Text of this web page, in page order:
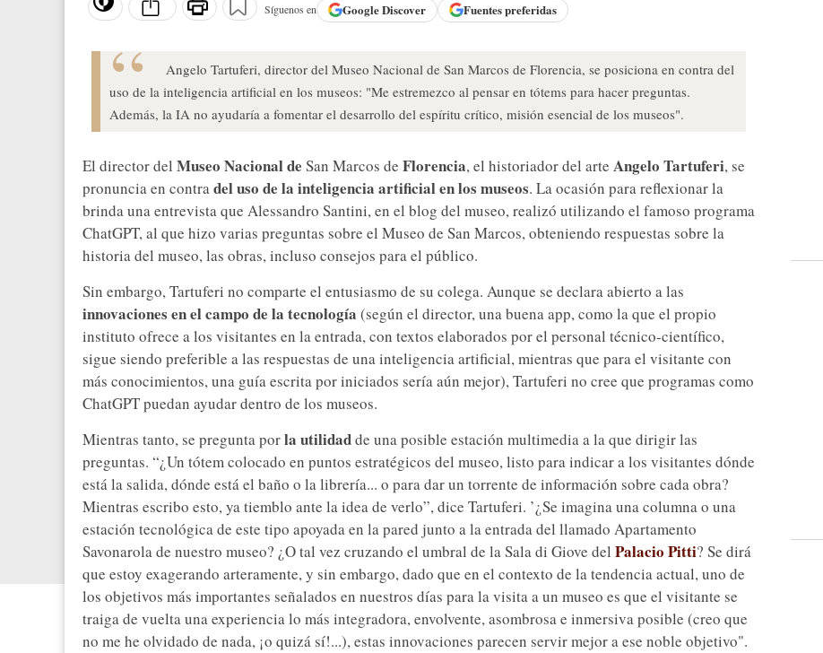
Síguenos en GoogleDiscover Fuentes preferidas
Angelo Tartuferi, director del Museo Nacional de San Marcos de Florencia, se posiciona en contra del
uso de la inteligencia artificial en los museos: "Me estremezco al pensar en tótems para hacer preguntas.
Además, la IA no ayudaría a fomentar el desarrollo del espíritu crítico, misión esencial de los museos".
El director del Museo Nacional de San Marcos de Florencia, el historiador del arte Angelo Tartuferi, se
pronuncia en contradel uso de la inteligencia artificial en los museos. La ocasión para reflexionar la
brinda una entrevista que Alessandro Santini, en el blog del museo, realizó utilizando el famoso programa
ChatGPT, al que hizo varias preguntas sobre el Museo de San Marcos, obteniendo respuestas sobre la
historia del museo, las obras, incluso consejos para el público.
Sin embargo, Tartuferi no comparte el entusiasmo de su colega. Aunque se declara abierto a las
innovaciones en el campo de la tecnología (según el director, una buena app, como la que el propio
instituto ofrece a los visitantes en la entrada, con textos elaborados por el personal técnico-científico,
sigue siendo preferible a las respuestas de una inteligencia artificial, mientras que para el visitante con
más conocimientos, una guía escrita por iniciados sería aún mejor), Tartuferi no cree que programas como
ChatGPT puedan ayudar dentro de los museos.
Mientras tanto, se pregunta porla utilidadde una posible estación multimedia a la que dirigir las
preguntas. “¿Un tótem colocado en puntos estratégicos del museo, listo para indicar a los visitantes dónde
está la salida, dónde está el baño o la librería... o para dar un torrente de información sobre cada obra?
Mientras escribo esto, ya tiemblo ante la idea de verlo”, dice Tartuferi. ’¿Se imagina una columna o una
estación tecnológica de este tipo apoyada en la pared junto a la entrada del llamado Apartamento
Savonarola de nuestro museo? ¿O tal vez cruzando el umbral de la Sala di Giove del Palacio Pitti? Se dirá
que estoy exagerando arteramente, y sin embargo, dado que en el contexto de la tendencia actual, uno de
los objetivos más importantes señalados en nuestros días para la visita a un museo es que el visitante se
traiga de vuelta una experiencia lo más integradora, envolvente, asombrosa e inmersiva posible (creo que
no me he olvidado de nada, ¡o quizá sí!...), estas innovaciones parecen servir mejor a ese noble objetivo".